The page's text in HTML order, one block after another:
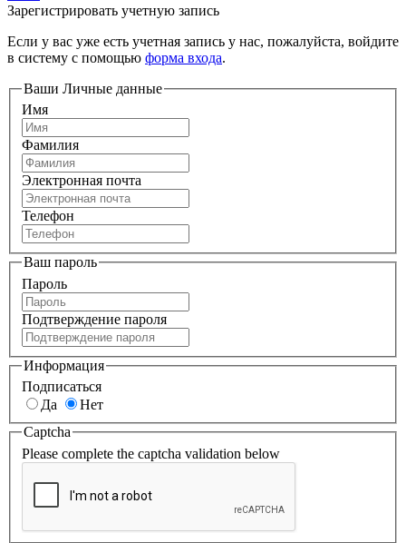
Зарегистрировать учетную запись
Если у вас уже есть учетная запись у нас, пожалуйста, войдите
в систему с помощью форма входа.
Ваши Личные данные
Имя
Фамилия
Электронная почта
Телефон
Ваш пароль
Пароль
Подтверждение пароля
Информация
Подписаться
Да
Нет
Captcha
Please complete the captcha validation below